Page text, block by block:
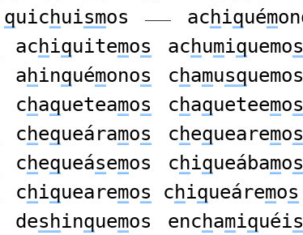
quichuismos —— achiquém
achiquitemos achumiquemos
ahinquémonos chamusquemos
chaqueteamos chaqueteemos
chequeáramos chequearemos
chequeásemos chiqueábamos
chiquearemos chiqueáremos
deshinquemos enchamiquéis